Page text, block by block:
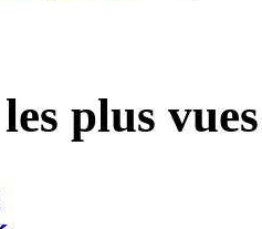
plus vues